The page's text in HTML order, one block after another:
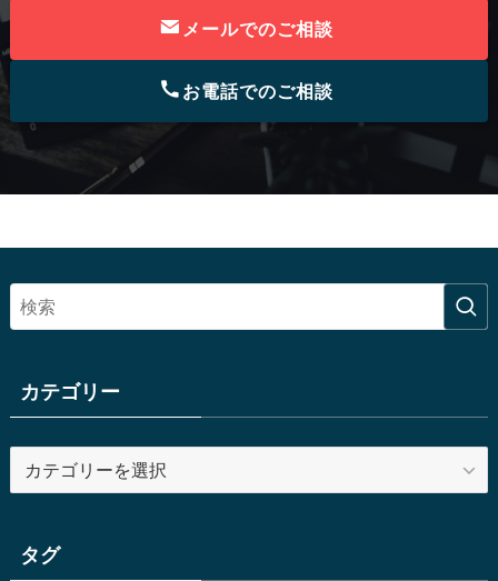
メールでのご相談
お電話でのご相談
カテゴリー
テ
ー
タグ